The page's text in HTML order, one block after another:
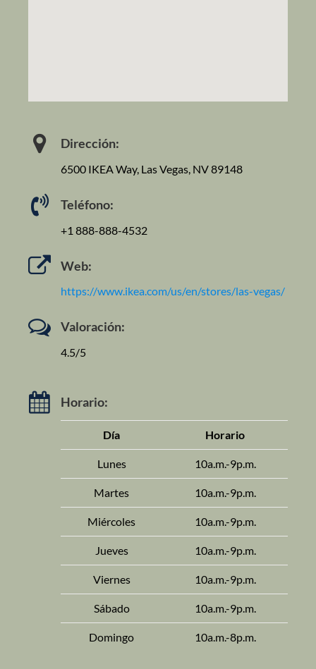
Dirección:
6500 IKEA Way, Las Vegas, NV 89148
Teléfono:
+1 888-888-4532
Web:
https://www.ikea.com/us/en/stores/las-vegas/
Valoración:
4.5/5
Horario:
Día Horario
Lunes 10a.m.-9p.m.
Martes 10a.m.-9p.m.
Miércoles 10a.m.-9p.m.
Jueves 10a.m.-9p.m.
Viernes 10a.m.-9p.m.
Sábado 10a.m.-9p.m.
Domingo 10a.m.-8p.m.